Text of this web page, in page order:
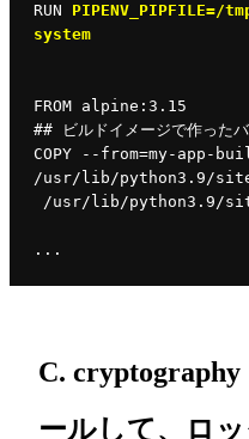
RUN
system
FROM alpine:3.15
## ビルドイメージで作った
COPY --from=my-app-
/usr/lib/python3.9/
/usr/lib/python3.9/
...
C.
ールして、ロ